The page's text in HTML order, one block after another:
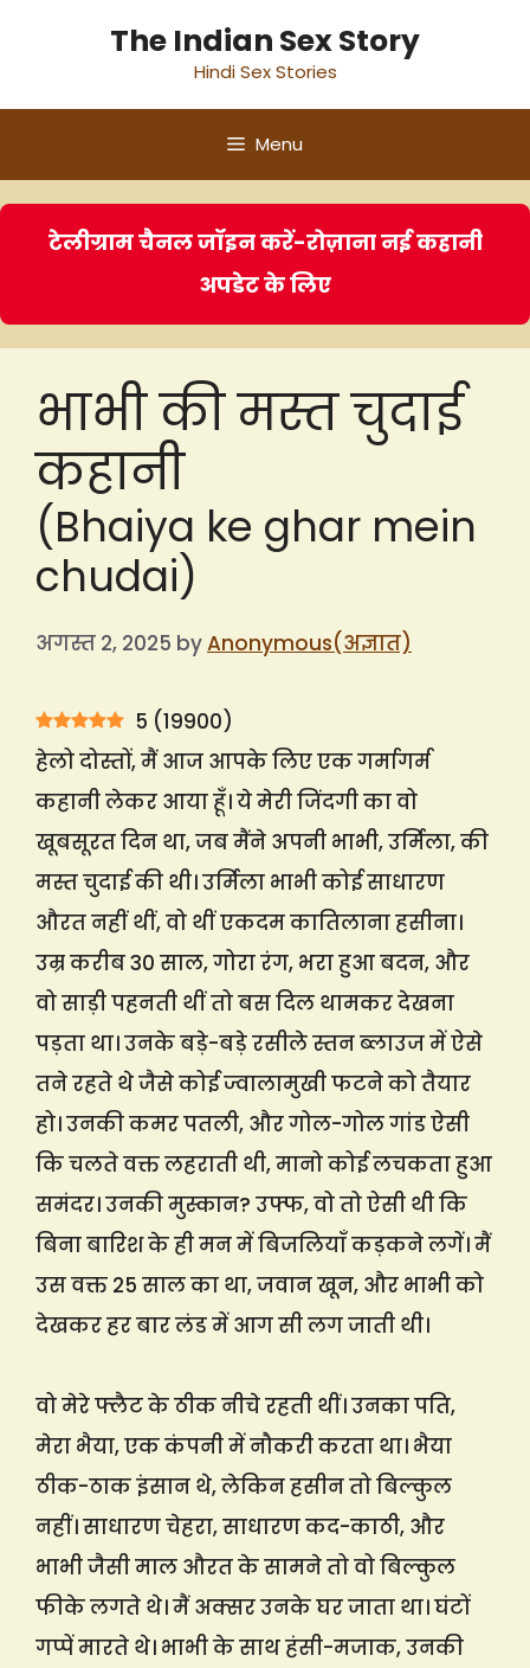
The Indian Sex Story
Hindi Sex Stories
Menu
टेलीग्राम चैनल जॉइन करें-रोज़ाना नई कहानी
अपडेट के लिए
भाभी की मस्त चुदाई
कहानी
(Bhaiya ke ghar mein
chudai)
अगस्त 2, 2025 byAnonymous(अज्ञात)
5 (19900)
हेलो दोस्तों, मैं आज आपके लिए एक गर्मागर्म
कहानी लेकर आया हूँ। ये मेरी जिंदगी का वो
खूबसूरत दिन था, जब मैंने अपनी भाभी, उर्मिला, की
मस्त चुदाई की थी। उर्मिला भाभी कोई साधारण
औरत नहीं थीं, वो थीं एकदम कातिलाना हसीना।
उम्र करीब 30 साल, गोरा रंग, भरा हुआ बदन, और
वो साड़ी पहनती थीं तो बस दिल थामकर देखना
पड़ता था। उनके बड़े-बड़े रसीले स्तन ब्लाउज में ऐसे
तने रहते थे जैसे कोई ज्वालामुखी फटने को तैयार
हो। उनकी कमर पतली, और गोल-गोल गांड ऐसी
कि चलते वक्त लहराती थी, मानो कोई लचकता हुआ
समंदर। उनकी मुस्कान? उफ्फ, वो तो ऐसी थी कि
बिना बारिश के ही मन में बिजलियाँ कड़कने लगें। मैं
उस वक्त 25 साल का था, जवान खून, और भाभी को
देखकर हर बार लंड में आग सी लग जाती थी।
वो मेरे फ्लैट के ठीक नीचे रहती थीं। उनका पति,
मेरा भैया, एक कंपनी में नौकरी करता था। भैया
ठीक-ठाक इंसान थे, लेकिन हसीन तो बिल्कुल
नहीं। साधारण चेहरा, साधारण कद-काठी, और
भाभी जैसी माल औरत के सामने तो वो बिल्कुल
फीके लगते थे। मैं अक्सर उनके घर जाता था। घंटों
गप्पें मारते थे। भाभी के साथ हंसी-मजाक, उनकी